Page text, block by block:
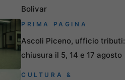
Bolivar
PRIMA PAGINA
Ascoli Piceno, ufficio tributi:
chiusura il 5, 14 e 17 agosto
CULTURA &